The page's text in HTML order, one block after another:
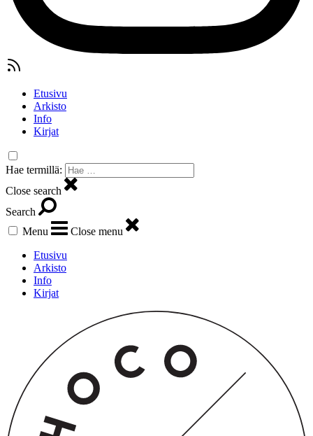
Etusivu
Arkisto
Info
Kirjat
Hae termillä:
Close search
Search
Menu
Close menu
Etusivu
Arkisto
Info
Kirjat